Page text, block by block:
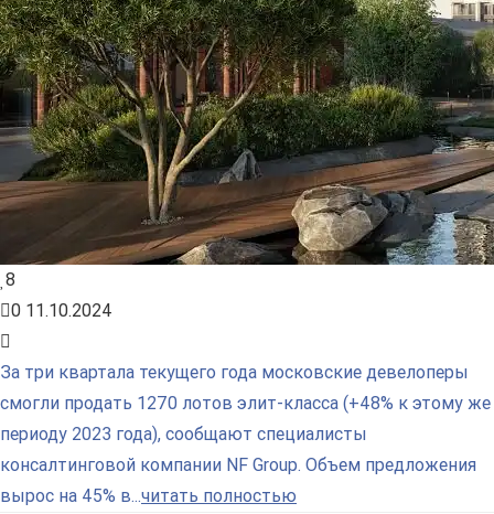
8
0 11.10.2024
За три квартала текущего года московские девелоперы
смогли продать 1270 лотов элит-класса (+48% к этому же
периоду 2023 года), сообщают специалисты
консалтинговой компании NF Group. Объем предложения
вырос на 45% в...читать полностью